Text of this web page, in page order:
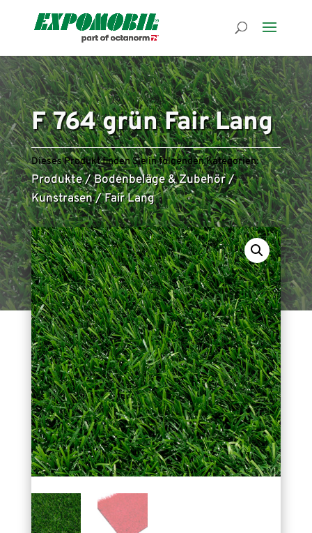
F 764 grün Fair Lang
Dieses Produkt finden Sie in folgenden Kategorien:
Produkte/Bodenbeläge & Zubehör/
Kunstrasen/Fair Lang